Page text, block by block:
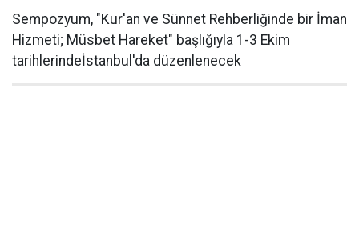
Sempozyum, "Kur'an ve Sünnet Rehberliğinde bir İman
Hizmeti; Müsbet Hareket" başlığıyla 1-3 Ekim
tarihlerindeİstanbul'da düzenlenecek